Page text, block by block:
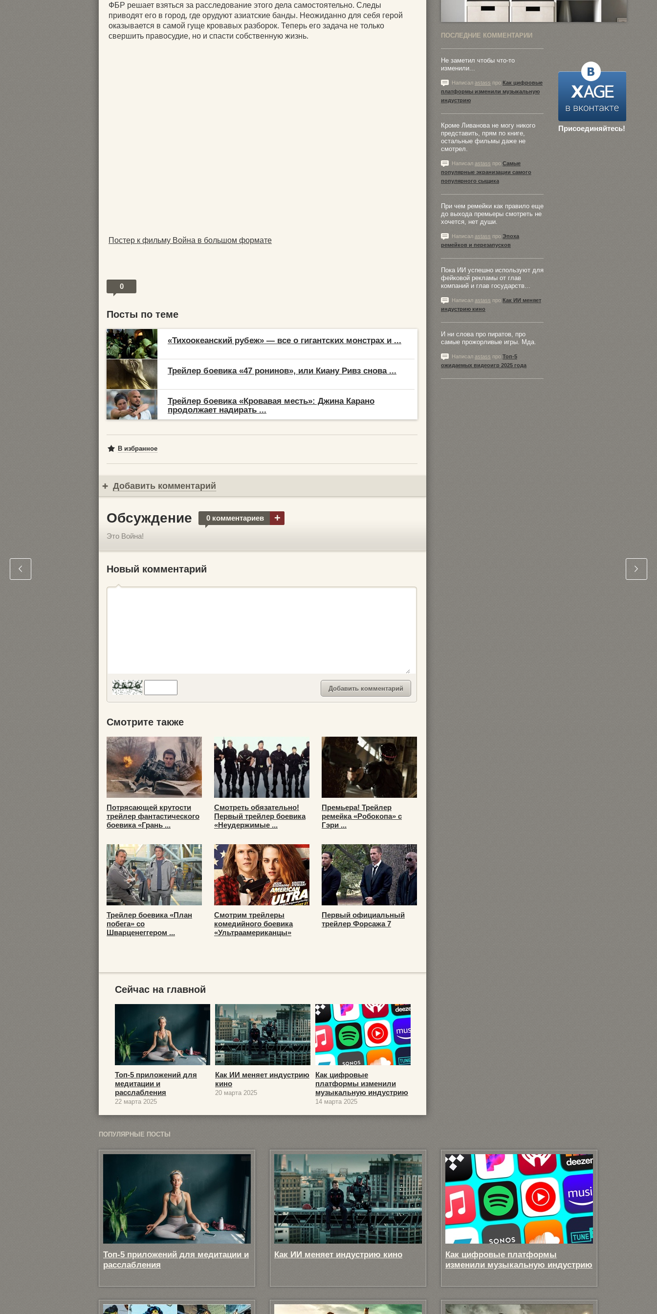
ФБР решает взяться за расследование этого дела самостоятельно. Следы
приводят его в город, где орудуют азиатские банды. Неожиданно для себя герой
оказывается в самой гуще кровавых разборок. Теперь его задача не только
свершить правосудие, но и спасти собственную жизнь.
Постер к фильму Война в большом формате
0
Посты по теме
«Тихоокеанский рубеж» — все о гигантских монстрах и ...
Трейлер боевика «47 ронинов», или Киану Ривз снова ...
Трейлер боевика «Кровавая месть»: Джина Карано
продолжает надирать ...
В избранное
Добавить комментарий
Обсуждение 0 комментариев +
Это Война!
Новый комментарий
Смотрите также
Потрясающей крутости
трейлер фантастического
боевика «Грань ...
Смотреть обязательно!
Первый трейлер боевика
«Неудержимые ...
Премьера! Трейлер
ремейка «Робокопа» с
Гэри ...
Трейлер боевика «План
побега» со
Шварценеггером ...
Смотрим трейлеры
комедийного боевика
«Ультраамериканцы»
Первый официальный
трейлер Форсажа 7
Сейчас на главной
Топ-5 приложений для
медитации и
расслабления
22 марта 2025
Как ИИ меняет индустрию
кино
20 марта 2025
Как цифровые
платформы изменили
музыкальную индустрию
14 марта 2025
ПОСЛЕДНИЕ КОММЕНТАРИИ
Присоединяйтесь!
Не заметил чтобы что-то
изменили...
Написал astass про Как цифровые
платформы изменили музыкальную
индустрию
Кроме Ливанова не могу никого
представить, прям по книге,
остальные фильмы даже не
смотрел.
Написал astass про Самые
популярные экранизации самого
популярного сыщика
При чем ремейки как правило еще
до выхода премьеры смотреть не
хочется, нет души.
Написал astass про Эпоха
ремейков и перезапусков
Пока ИИ успешно используют для
фейковой рекламы от глав
компаний и глав государств...
Написал astass про Как ИИ меняет
индустрию кино
И ни слова про пиратов, про
самые прожорливые игры. Мда.
Написал astass про Топ-5
ожидаемых видеоигр 2025 года
ПОПУЛЯРНЫЕ ПОСТЫ
Топ-5 приложений для медитации и
расслабления
Как ИИ меняет индустрию кино
Как цифровые платформы
изменили музыкальную индустрию